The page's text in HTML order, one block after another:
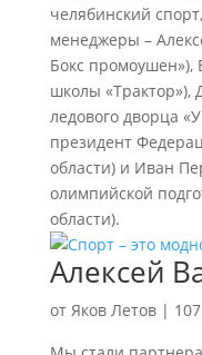
челябинский
менеджеры –
Бокс промоушен»),
школы «Трактор»),
ледового дворца
президент
области) и Иван
олимпийской
области).
Алексей
от Яков Летов|